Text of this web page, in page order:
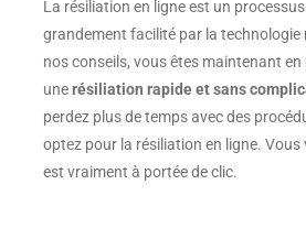
La résiliation en ligne est un
grandement facilité par la technologie
nos conseils, vous êtes maintenant en
unerésiliation rapide et sans
perdez plus de temps avec des
optez pour la résiliation en ligne. Vous
est vraiment à portée de clic.